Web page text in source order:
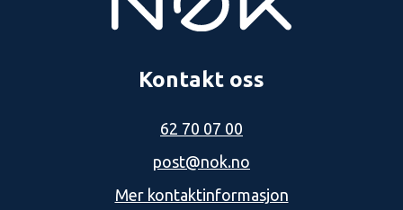
Kontakt oss
62 70 07 00
post@nok.no
Mer kontaktinformasjon